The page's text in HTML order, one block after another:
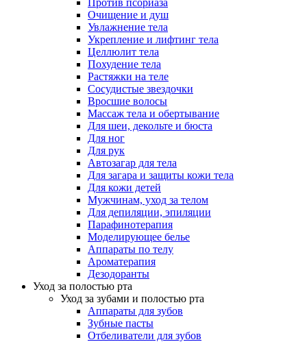
Против псориаза
Очищение и душ
Увлажнение тела
Укрепление и лифтинг тела
Целлюлит тела
Похудение тела
Растяжки на теле
Сосудистые звездочки
Вросшие волосы
Массаж тела и обертывание
Для шеи, декольте и бюста
Для ног
Для рук
Автозагар для тела
Для загара и защиты кожи тела
Для кожи детей
Мужчинам, уход за телом
Для депиляции, эпиляции
Парафинотерапия
Моделирующее белье
Аппараты по телу
Ароматерапия
Дезодоранты
Уход за полостью рта
Уход за зубами и полостью рта
Аппараты для зубов
Зубные пасты
Отбеливатели для зубов